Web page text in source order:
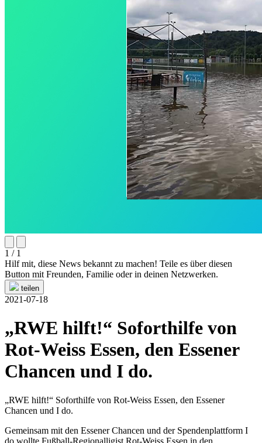
1 / 1
Hilf mit, diese News bekannt zu machen! Teile es über diesen
Button mit Freunden, Familie oder in deinen Netzwerken.
teilen
2021-07-18
„RWE hilft!“ Soforthilfe von
Rot-Weiss Essen, den Essener
Chancen und I do.
„RWE hilft!“ Soforthilfe von Rot-Weiss Essen, den Essener
Chancen und I do.
Gemeinsam mit den Essener Chancen und der Spendenplattform I
do wollte Fußball-Regionalligist Rot-Weiss Essen in den